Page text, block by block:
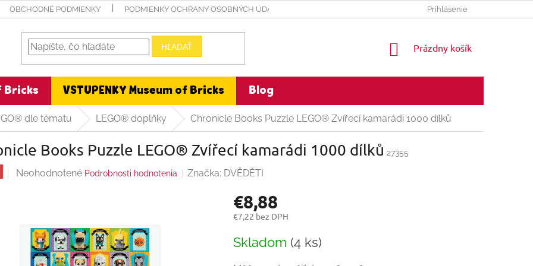
OBCHODNÉ PODMIENKY PODMIENKY OCHRANY OSOBNÝCH ÚDAJOV Prihlásenie
HĽADAŤ
NÁKUPNÝ
Prázdny košík
Bricks VSTUPENKY Museum of Bricks Blog
dle tématu LEGO® doplňky Chronicle Books Puzzle LEGO® Zvířecí kamarádi 1000 dílků
Books Puzzle LEGO® Zvířecí kamarádi 1000 dílků 27355
Priemerné
Neohodnotené Podrobnosti hodnotenia Značka: DVĚDĚTI
€8,88
€7,22 bez DPH
cena:
Skladom (4 ks)